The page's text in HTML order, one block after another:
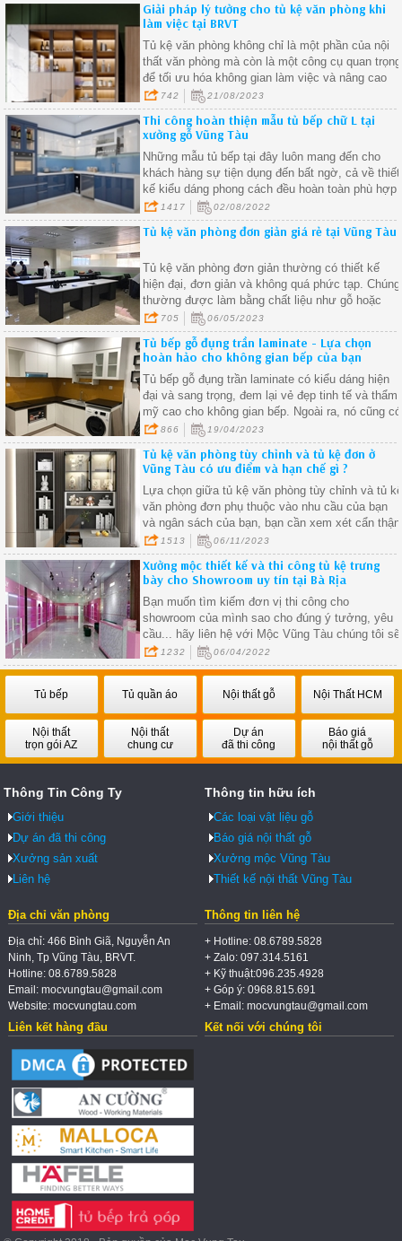
Giải pháp lý tưởng cho tủ kệ văn phòng khi
làm việc tại BRVT
Tủ kệ văn phòng không chỉ là một phần của nội
thất văn phòng mà còn là một công cụ quan trọng
để tối ưu hóa không gian làm việc và nâng cao
năng suất.
742 21/08/2023
Thi công hoàn thiện mẫu tủ bếp chữ L tại
xưởng gỗ Vũng Tàu
Những mẫu tủ bếp tại đây luôn mang đến cho
khách hàng sự tiện dụng đến bất ngờ, cả về thiết
kế kiểu dáng phong cách đều hoàn toàn phù hợp
tương thích với không gian căn bếp và sở thích
của gia chủ.
1417 02/08/2022
Tủ kệ văn phòng đơn giản giá rẻ tại Vũng Tàu
Tủ kệ văn phòng đơn giản thường có thiết kế
hiện đại, đơn giản và không quá phức tạp. Chúng
thường được làm bằng chất liệu như gỗ hoặc
thép, với màu sắc trang nhã và tinh tế
705 06/05/2023
Tủ bếp gỗ đụng trần laminate - Lựa chọn
hoàn hảo cho không gian bếp của bạn
Tủ bếp gỗ đụng trần laminate có kiểu dáng hiện
đại và sang trọng, đem lại vẻ đẹp tinh tế và thẩm
mỹ cao cho không gian bếp. Ngoài ra, nó cũng có
nhiều màu sắc, hoa văn và họa tiết khác nhau,
giúp bạn dễ dàng lựa chọn theo phong cách thiết
kế nội thất của căn nhà
866 19/04/2023
Tủ kệ văn phòng tùy chỉnh và tủ kệ đơn ở
Vũng Tàu có ưu điểm và hạn chế gì ?
Lựa chọn giữa tủ kệ văn phòng tùy chỉnh và tủ
văn phòng đơn phụ thuộc vào nhu cầu của bạn
và ngân sách của bạn, bạn cần xem xét cẩn thận
nhu cầu và ưu tiên của mình để chọn loại tủ kệ
phù hợp nhất với không gian làm việc của bạn.
1513 06/11/2023
Xưởng mộc thiết kế và thi công tủ kệ trưng
bày cho Showroom uy tín tại Bà Rịa
Bạn muốn tìm kiếm đơn vị thi công cho
showroom của mình sao cho đúng ý tưởng, yêu
cầu... hãy liên hệ với Mộc Vũng Tàu chúng tôi sẽ
đáp ứng đầy đủ yêu cầu của bạn.
1232 06/04/2022
Tủ bếp Tủ quần áo Nội thất gỗ Nội Thất HCM
Nội thất
trọn gói AZ
Nội thất
chung cư
Dự án
đã thi công
Báo giá
nội thất gỗ
Thông Tin Công Ty
Giới thiệu
Dự án đã thi công
Xưởng sản xuất
Liên hệ
Thông tin hữu ích
Các loại vật liệu gỗ
Báo giá nội thất gỗ
Xưởng mộc Vũng Tàu
Thiết kế nội thất Vũng Tàu
Địa chỉ văn phòng
Địa chỉ: 466 Bình Giã, Nguyễn An
Ninh, Tp Vũng Tàu, BRVT.
Hotline: 08.6789.5828
Email: mocvungtau@gmail.com
Website: mocvungtau.com
Thông tin liên hệ
+ Hotline: 08.6789.5828
+ Zalo: 097.314.5161
+ Kỹ thuật:096.235.4928
+ Góp ý: 0968.815.691
+ Email: mocvungtau@gmail.com
Liên kết hàng đầu Kết nối với chúng tôi